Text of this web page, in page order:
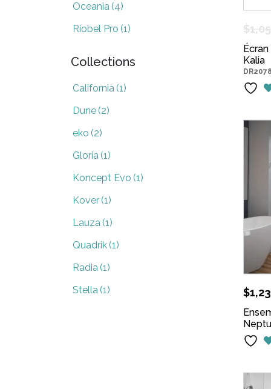
Oceania (4)
Riobel Pro (1)
Collections
California (1)
Dune (2)
eko (2)
Gloria (1)
Koncept Evo (1)
Kover (1)
Lauza (1)
Quadrik (1)
Radia (1)
Stella (1)
$
Kalia
$